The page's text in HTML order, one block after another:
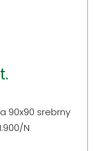
90x90 srebrny
N